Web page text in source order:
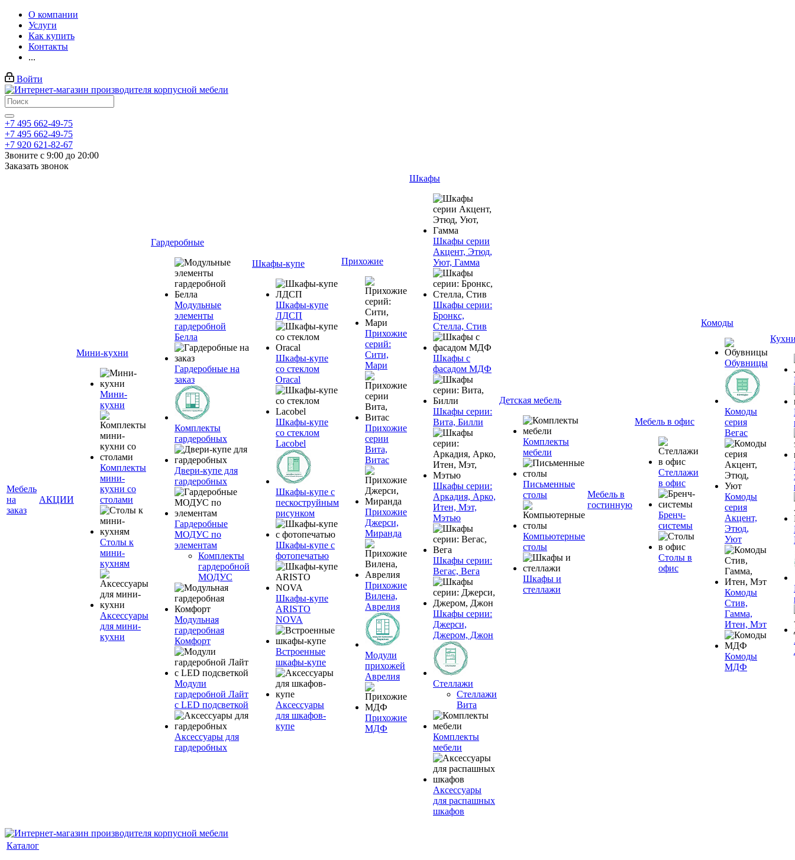
О компании
Услуги
Как купить
Контакты
...
Войти
+7 495 662-49-75
+7 495 662-49-75
+7 920 621-82-67
Звоните с 9:00 до 20:00
Заказать звонок
Мебель
на
заказ
АКЦИИ
Мини-кухни
Мини-
кухни
Комплекты
мини-
кухни со
столами
Столы к
мини-
кухням
Аксессуары
для мини-
кухни
Гардеробные
Модульные
элементы
гардеробной
Белла
Гардеробные на
заказ
Комплекты
гардеробных
Двери-купе для
гардеробных
Гардеробные
МОДУС по
элементам
Комплекты
гардеробной
МОДУС
Модульная
гардеробная
Комфорт
Модули
гардеробной Лайт
с LED подсветкой
Аксессуары для
гардеробных
Шкафы-купе
Шкафы-купе
ЛДСП
Шкафы-купе
со стеклом
Oracal
Шкафы-купе
со стеклом
Lacobel
Шкафы-купе с
пескоструйным
рисунком
Шкафы-купе с
фотопечатью
Шкафы-купе
ARISTO
NOVA
Встроенные
шкафы-купе
Аксессуары
для шкафов-
купе
Прихожие
Прихожие
серий:
Сити,
Мари
Прихожие
серии
Вита,
Витас
Прихожие
Джерси,
Миранда
Прихожие
Вилена,
Аврелия
Модули
прихожей
Аврелия
Прихожие
МДФ
Шкафы
Шкафы серии
Акцент, Этюд,
Уют, Гамма
Шкафы серии:
Бронкс,
Стелла, Стив
Шкафы с
фасадом МДФ
Шкафы серии:
Вита, Билли
Шкафы серии:
Аркадия, Арко,
Итен, Мэт,
Мэтью
Шкафы серии:
Вегас, Вега
Шкафы серии:
Джерси,
Джером, Джон
Стеллажи
Стеллажи
Вита
Комплекты
мебели
Аксессуары
для распашных
шкафов
Детская мебель
Комплекты
мебели
Письменные
столы
Компьютерные
столы
Шкафы и
стеллажи
Мебель в
гостинную
Мебель в офис
Стеллажи
в офис
Бренч-
системы
Столы в
офис
Комоды
Обувницы
Комоды
серия
Вегас
Комоды
серия
Акцент,
Этюд,
Уют
Комоды
Стив,
Гамма,
Итен, Мэт
Комоды
МДФ
Каталог